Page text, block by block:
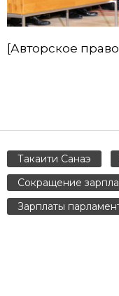
[Авторское
Такаити Санаэ
Сокращение
Зарплаты